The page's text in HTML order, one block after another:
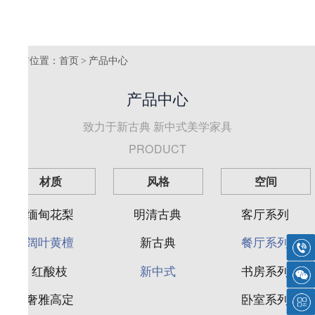
当前位置：首页 > 产品中心
产品中心
致力于新古典 新中式美学家具
PRODUCT
材质
缅甸花梨
阔叶黄檀
红酸枝
奢雅高定
风格
明清古典
新古典
新中式
空间
客厅系列
餐厅系列
书房系列
卧室系列